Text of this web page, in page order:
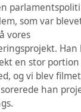
som var
vores
Han
en stor portion
og vi blev filmet
han